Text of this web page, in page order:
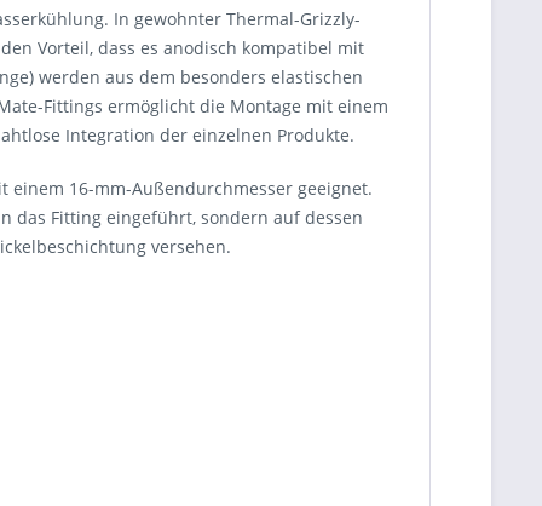
In gewohnter Thermal-Grizzly-
Vorteil, dass es anodisch kompatibel mit
werden aus dem besonders elastischen
Fittings ermöglicht die Montage mit einem
Integration der einzelnen Produkte.
einem 16-mm-Außendurchmesser geeignet.
das Fitting eingeführt, sondern auf dessen
versehen.